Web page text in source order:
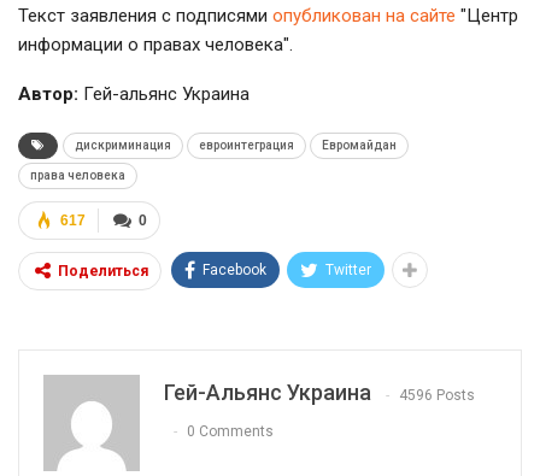
Текст заявления с подписями опубликован на сайте "Центр
информации о правах человека".
Автор: Гей-альянс Украина
дискриминация евроинтеграция Евромайдан
права человека
0
617
Поделиться Facebook Twitter
Гей-Альянс Украина 4596 Posts
0 Comments